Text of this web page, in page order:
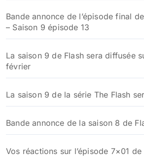
Bande annonce de l’épisode final
– Saison 9 épisode 13
La saison 9 de Flash sera diffusée
février
La saison 9 de la série The Flash
Bande annonce de la saison 8 de
Vos réactions sur l’épisode 7×01 de